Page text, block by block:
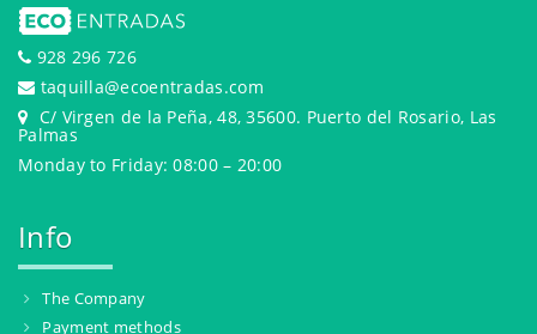
928 296 726
taquilla@ecoentradas.com
C/ Virgen de la Peña, 48, 35600. Puerto del Rosario, Las
Palmas
Monday to Friday: 08:00 – 20:00
Info
The Company
Payment methods